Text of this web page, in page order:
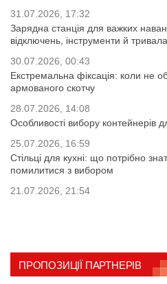
31.07.2026, 17:32
Зарядна станція для важких
відключень, інструменти й
30.07.2026, 00:43
Екстремальна фіксація: коли не
армованого скотчу
28.07.2026, 14:08
Особливості вибору контейнерів
25.07.2026, 16:59
Стільці для кухні: що потрібно
помилитися з вибором
21.07.2026, 21:54
ПРОПОЗИЦІЇ ПАРТНЕРІВ